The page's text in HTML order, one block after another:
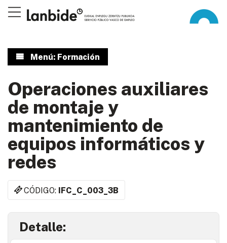
Menú: Formación
Operaciones auxiliares
de montaje y
mantenimiento de
equipos informáticos y
redes
CÓDIGO: IFC_C_003_3B
Detalle: